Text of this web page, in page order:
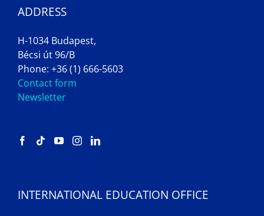
ADDRESS
H-1034 Budapest,
Bécsi út 96/B
Phone: +36 (1) 666-5603
Contact form
Newsletter
INTERNATIONAL EDUCATION OFFICE